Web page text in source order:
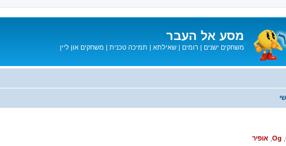
מסע אל העבר
משחקים ישנים | רומים | שאילתא | תמיכה טכנית | משחקים און ליין
Og אופיר